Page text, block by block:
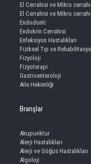
El Cerrahisi ve Mikro cerrahi
El Cerrahisi ve Mikro
Endodonti
Endokrin Cerrahisi
Enfeksiyon Hastalıkları
Fiziksel Tıp ve
Fizyoloji
Fizyoterapi
Gastroenteroloji
Aile Hekimliği
Branşlar
Akupunktur
Alerji Hastalıkları
Alerji ve Göğüs Hastalıkları
Algoloji